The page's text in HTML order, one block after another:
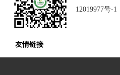
12019977号-1
友情链接